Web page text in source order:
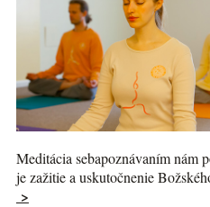
Meditácia sebapoznávaním nám
je zažitie a uskutočnenie
>